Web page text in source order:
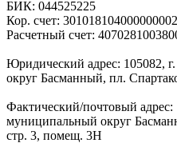
БИК: 044525225
Кор. счет:
Расчетный счет:
Юридический адрес: 105082,
округ Басманный, пл.
Фактический/почтовый адрес:
муниципальный округ
стр. 3, помещ. 3Н